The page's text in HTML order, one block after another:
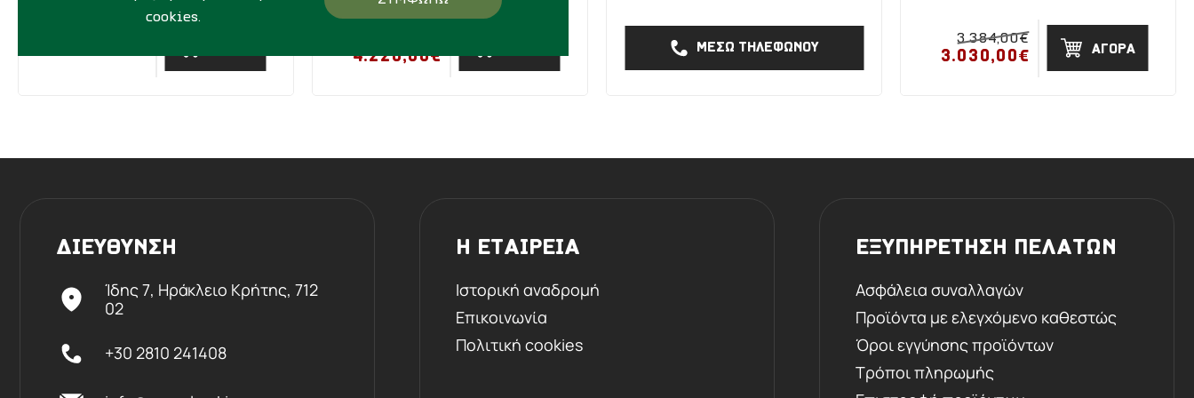
cookies.
4.220,00€ ΜΕΣΩ ΤΗΛΕΦΩΝΟΥ
3.384,00€
3.030,00€ ΑΓΟΡΑ
ΔΙΕΥΘΥΝΣΗ
Ίδης 7, Ηράκλειο Kρήτης, 712
02
+30 2810 241408
Η ΕΤΑΙΡΕΙΑ
Ιστορική αναδρομή
Επικοινωνία
Πολιτική cookies
ΕΞΥΠΗΡΕΤΗΣΗ ΠΕΛΑΤΩΝ
Ασφάλεια συναλλαγών
Προϊόντα με ελεγχόμενο καθεστώς
Όροι εγγύησης προϊόντων
Τρόποι πληρωμής